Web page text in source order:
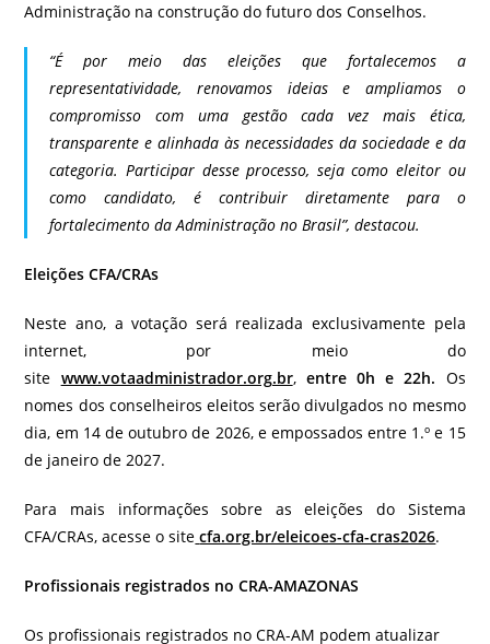
Administração na construção do futuro dos Conselhos.
“É por meio das eleições que fortalecemos a
representatividade, renovamos ideias e ampliamos o
compromisso com uma gestão cada vez mais ética,
transparente e alinhada às necessidades da sociedade e da
categoria. Participar desse processo, seja como eleitor ou
como candidato, é contribuir diretamente para o
fortalecimento da Administração no Brasil”, destacou.
Eleições CFA/CRAs
Neste ano, a votação será realizada exclusivamente pela
internet, por meio do
site www.votaadministrador.org.br, entre 0h e 22h. Os
nomes dos conselheiros eleitos serão divulgados no mesmo
dia, em 14 de outubro de 2026, e empossados entre 1.º e 15
de janeiro de 2027.
Para mais informações sobre as eleições do Sistema
CFA/CRAs, acesse o site cfa.org.br/eleicoes-cfa-cras2026.
Profissionais registrados no CRA-AMAZONAS
Os profissionais registrados no CRA-AM podem atualizar